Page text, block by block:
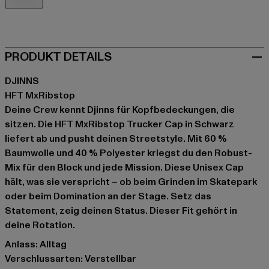
PRODUKT DETAILS
DJINNS
HFT MxRibstop
Deine Crew kennt Djinns für Kopfbedeckungen, die
sitzen. Die HFT MxRibstop Trucker Cap in Schwarz
liefert ab und pusht deinen Streetstyle. Mit 60 %
Baumwolle und 40 % Polyester kriegst du den Robust-
Mix für den Block und jede Mission. Diese Unisex Cap
hält, was sie verspricht – ob beim Grinden im Skatepark
oder beim Domination an der Stage. Setz das
Statement, zeig deinen Status. Dieser Fit gehört in
deine Rotation.
Anlass: Alltag
Verschlussarten: Verstellbar